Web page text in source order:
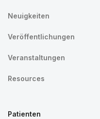
Neuigkeiten
Veröffentlichungen
Veranstaltungen
Resources
Patienten